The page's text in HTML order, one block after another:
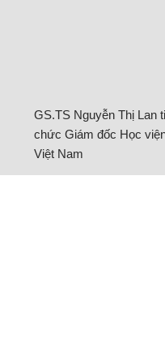
GS.TS Nguyễn Thị Lan
chức Giám đốc Học
Việt Nam